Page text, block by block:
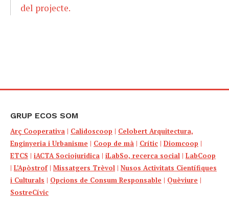
del projecte.
GRUP ECOS SOM
Arç Cooperativa | Calidoscoop | Celobert Arquitectura,
Enginyeria i Urbanisme | Coop de mà | Crític | Diomcoop |
ETCS | iACTA Sociojuridica | iLabSo, recerca social | LabCoop
| L’Apòstrof| Missatgers Trèvol | Nusos Activitats Científiques
i Culturals | Opcions de Consum Responsable | Quèviure |
SostreCívic